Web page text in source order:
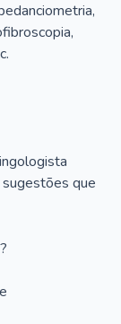
que